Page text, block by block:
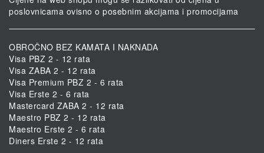
poslovnicama ovisno o posebnim akcijama i promocijama
OBROČNO BEZ KAMATA I NAKNADA
Visa PBZ 2 - 12 rata
Visa ZABA 2 - 12 rata
Visa Premium PBZ 2 - 6 rata
Visa Erste 2 - 6 rata
Mastercard ZABA 2 - 12 rata
Maestro PBZ 2 - 12 rata
Maestro Erste 2 - 6 rata
Diners Erste 2 - 12 rata